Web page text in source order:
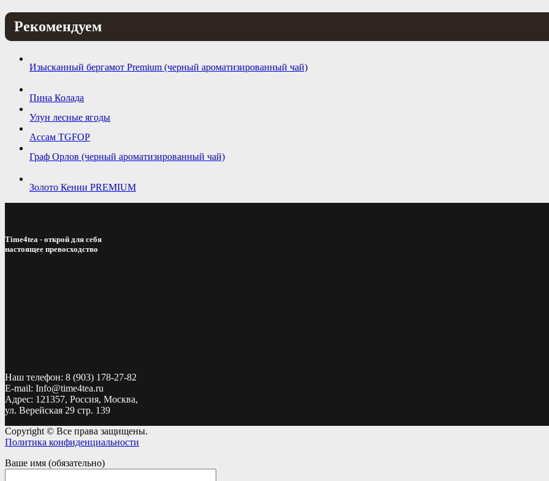
Рекомендуем
Изысканный бергамот Premium (черный ароматизированный чай)
Пина Колада
Улун лесные ягоды
Ассам TGFOP
Граф Орлов (черный ароматизированный чай)
Золото Кении PREMIUM
Time4tea - открой для себя
настоящее превосходство
Наш телефон: 8 (903) 178-27-82
E-mail: Info@time4tea.ru
Адрес: 121357, Россия, Москва,
ул. Верейская 29 стр. 139
Copyright © Все права защищены.
Политика конфиденциальности
Ваше имя (обязательно)